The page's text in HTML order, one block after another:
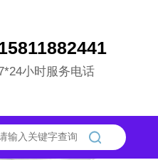
小时服务电话